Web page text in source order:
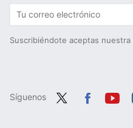
Suscribiéndote aceptas nuestra
Síguenos